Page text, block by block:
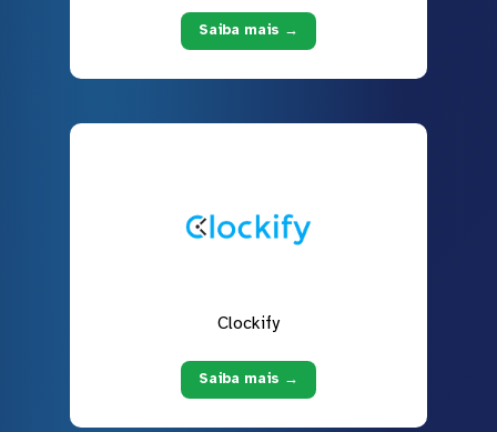
Saiba mais →
Clockify
Saiba mais →